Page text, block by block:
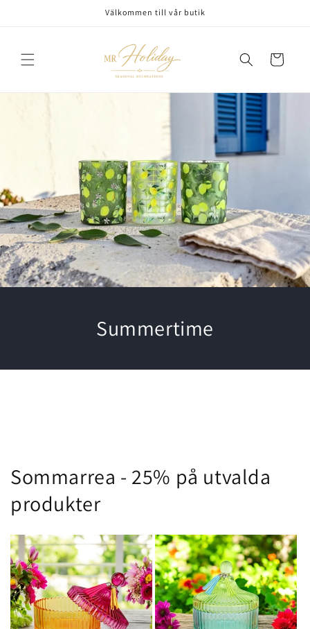
Välkommen till vår butik
Varukorg
Summertime
Sommarrea - 25% på utvalda
produkter